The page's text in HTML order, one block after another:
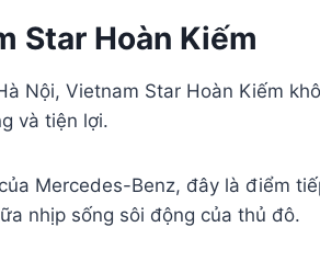
Star Hoàn Kiếm
Nội, Vietnam Star Hoàn Kiếm
và tiện lợi.
Mercedes-Benz, đây là điểm
nhịp sống sôi động của thủ đô.